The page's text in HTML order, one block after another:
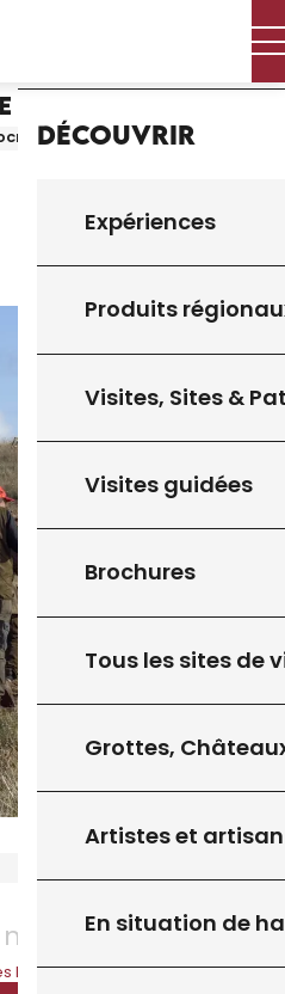
Découvrir
Expériences
Produits
Visites, Sites &
Visites guidées
Brochures
Tous les sites de
Grottes,
Artistes et
En situation de
définis
horaires